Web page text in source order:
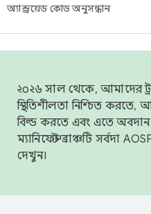
অ্যান্ড্রয়েড কোড অনুসন্ধান
২০২৬ সাল থেকে, আমাদের
স্থিতিশীলতা নিশ্চিত
বিল্ড করতে এবং এতে অবদান
ম্যানিফেস্ট ব্রাঞ্চটি সর্বদা
দেখুন।